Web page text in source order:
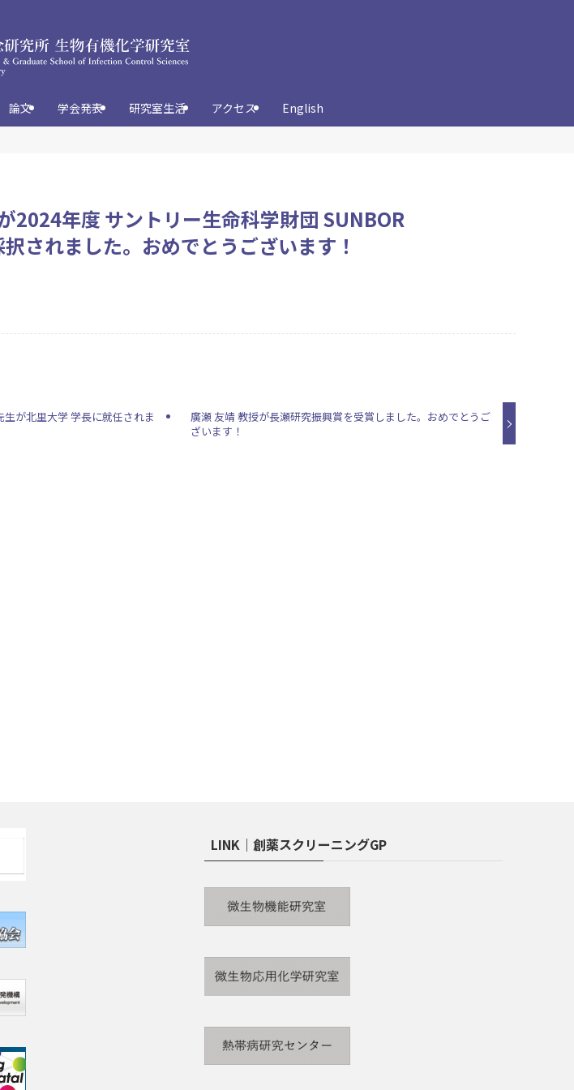
論文 学会発表 研究室生活 アクセス English
2024年度 サントリー生命科学財団 SUNBOR
されました。おめでとうございます！
が北里大学 学長に就任されま
廣瀬 友靖 教授が長瀬研究振興賞を受賞しました。おめでとうご
ざいます！
LINK｜創薬スクリーニングGP